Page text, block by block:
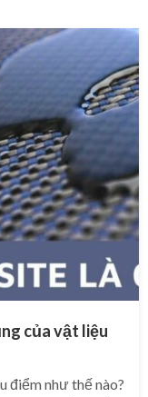
của vật liệu
điểm như thế nào?